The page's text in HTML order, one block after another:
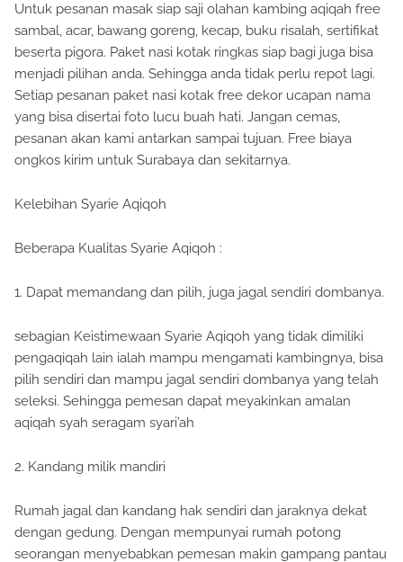
Untuk pesanan masak siap saji olahan kambing aqiqah free
sambal, acar, bawang goreng, kecap, buku risalah, sertifikat
beserta pigora. Paket nasi kotak ringkas siap bagi juga bisa
menjadi pilihan anda. Sehingga anda tidak perlu repot lagi.
Setiap pesanan paket nasi kotak free dekor ucapan nama
yang bisa disertai foto lucu buah hati. Jangan cemas,
pesanan akan kami antarkan sampai tujuan. Free biaya
ongkos kirim untuk Surabaya dan sekitarnya.
Kelebihan Syarie Aqiqoh
Beberapa Kualitas Syarie Aqiqoh :
1. Dapat memandang dan pilih, juga jagal sendiri dombanya.
sebagian Keistimewaan Syarie Aqiqoh yang tidak dimiliki
pengaqiqah lain ialah mampu mengamati kambingnya, bisa
pilih sendiri dan mampu jagal sendiri dombanya yang telah
seleksi. Sehingga pemesan dapat meyakinkan amalan
aqiqah syah seragam syari’ah
2. Kandang milik mandiri
Rumah jagal dan kandang hak sendiri dan jaraknya dekat
dengan gedung. Dengan mempunyai rumah potong
seorangan menyebabkan pemesan makin gampang pantau